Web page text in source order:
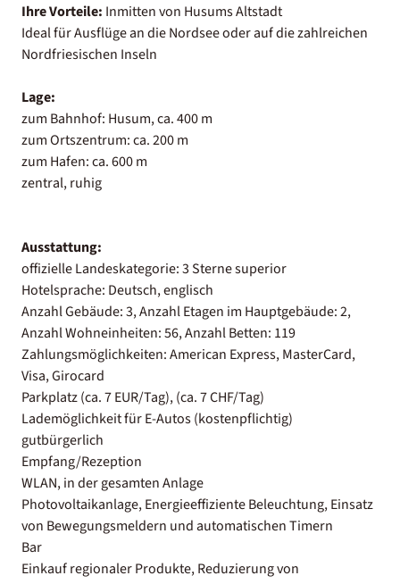
Ihre Vorteile: Inmitten von Husums Altstadt
Ideal für Ausflüge an die Nordsee oder auf die zahlreichen
Nordfriesischen Inseln
Lage:
zum Bahnhof: Husum, ca. 400 m
zum Ortszentrum: ca. 200 m
zum Hafen: ca. 600 m
zentral, ruhig
Ausstattung:
offizielle Landeskategorie: 3 Sterne superior
Hotelsprache: Deutsch, englisch
Anzahl Gebäude: 3, Anzahl Etagen im Hauptgebäude: 2,
Anzahl Wohneinheiten: 56, Anzahl Betten: 119
Zahlungsmöglichkeiten: American Express, MasterCard,
Visa, Girocard
Parkplatz (ca. 7 EUR/Tag), (ca. 7 CHF/Tag)
Lademöglichkeit für E-Autos (kostenpflichtig)
gutbürgerlich
Empfang/Rezeption
WLAN, in der gesamten Anlage
Photovoltaikanlage, Energieeffiziente Beleuchtung, Einsatz
von Bewegungsmeldern und automatischen Timern
Bar
Einkauf regionaler Produkte, Reduzierung von